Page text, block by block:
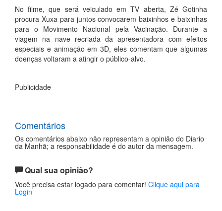
No filme, que será veiculado em TV aberta, Zé Gotinha
procura Xuxa para juntos convocarem baixinhos e baixinhas
para o Movimento Nacional pela Vacinação. Durante a
viagem na nave recriada da apresentadora com efeitos
especiais e animação em 3D, eles comentam que algumas
doenças voltaram a atingir o público-alvo.
Publicidade
Comentários
Os comentários abaixo não representam a opinião do Diario
da Manhã; a responsabilidade é do autor da mensagem.
Qual sua opinião?
Você precisa estar logado para comentar! Clique aqui para
Login